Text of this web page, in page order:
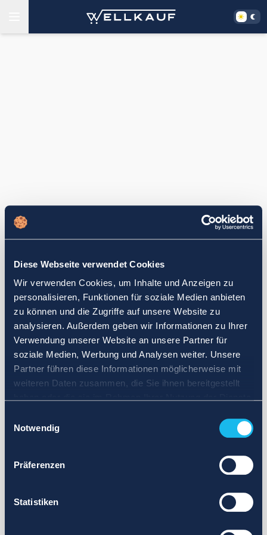
Diese Webseite verwendet Cookies
Wir verwenden Cookies, um Inhalte und Anzeigen zu
personalisieren, Funktionen für soziale Medien anbieten
zu können und die Zugriffe auf unsere Website zu
analysieren. Außerdem geben wir Informationen zu Ihrer
Verwendung unserer Website an unsere Partner für
soziale Medien, Werbung und Analysen weiter. Unsere
Partner führen diese Informationen möglicherweise mit
weiteren Daten zusammen, die Sie ihnen bereitgestellt
Notwendig
Präferenzen
Statistiken